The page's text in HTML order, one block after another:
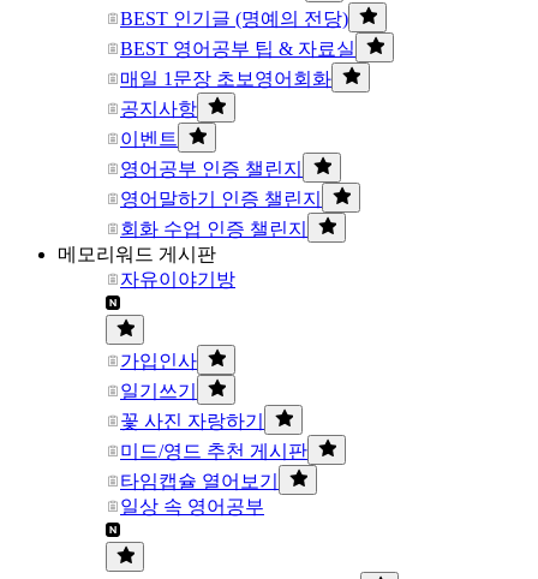
BEST 인기글 (명예의 전당)
BEST 영어공부 팁 & 자료실
매일 1문장 초보영어회화
공지사항
이벤트
영어공부 인증 챌린지
영어말하기 인증 챌린지
회화 수업 인증 챌린지
메모리워드 게시판
자유이야기방
가입인사
일기쓰기
꽃 사진 자랑하기
미드/영드 추천 게시판
타임캡슐 열어보기
일상 속 영어공부